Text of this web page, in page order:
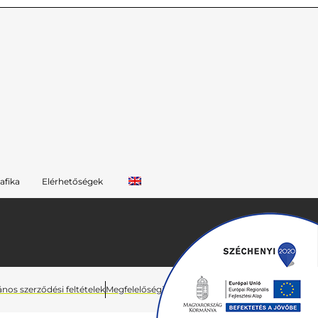
Elérhetőségek
szerződési feltételekMegfelelőségi nyilatkozat